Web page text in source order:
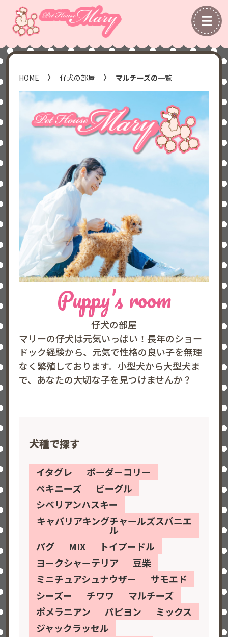
HOME 仔犬の部屋 マルチーズの一覧
Puppy’s room
仔犬の部屋
マリーの仔犬は元気いっぱい！長年のショー
ドック経験から、元気で性格の良い子を無理
なく繁殖しております。小型犬から大型犬ま
で、あなたの大切な子を見つけませんか？
犬種で探す
イタグレ
ボーダーコリー
ペキニーズ
ビーグル
シベリアンハスキー
キャバリアキングチャールズスパニエ
ル
パグ
MIX
トイプードル
ヨークシャーテリア
豆柴
ミニチュアシュナウザー
サモエド
シーズー
チワワ
マルチーズ
ポメラニアン
パピヨン
ミックス
ジャックラッセル